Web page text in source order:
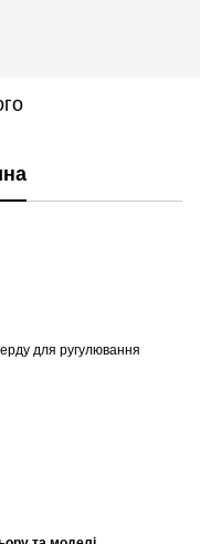
для ругулювання